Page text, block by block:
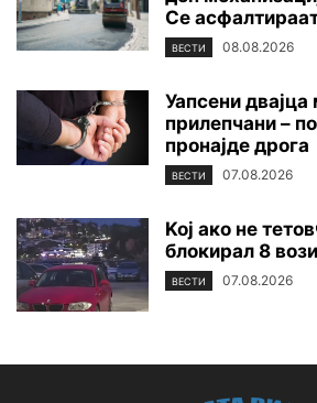
Се
ВЕСТИ 08.08.2026
Уапсени двајца
прилепчани –
пронајде дpoга
ВЕСТИ 07.08.2026
Koj ако не
блокирал 8
ВЕСТИ 07.08.2026